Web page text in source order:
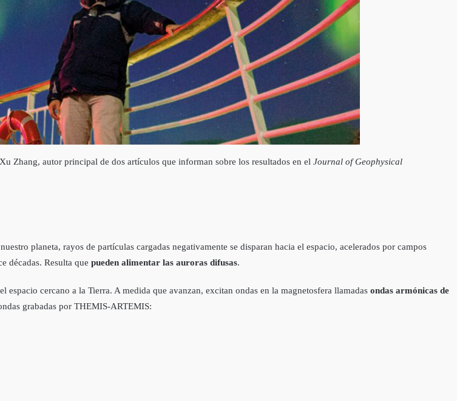
Zhang, autor principal de dos artículos que informan sobre los resultados en el Journal of Geophysical
planeta, rayos de partículas cargadas negativamente se disparan hacia el espacio, acelerados por campos
décadas. Resulta que pueden alimentar las auroras difusas.
cercano a la Tierra. A medida que avanzan, excitan ondas en la magnetosfera llamadas ondas armónicas de
grabadas por THEMIS-ARTEMIS: